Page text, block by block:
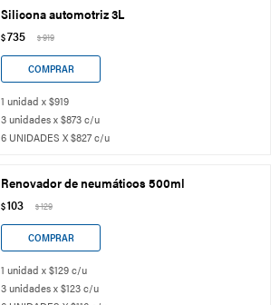
Silicona automotriz 3L
$735 $919
1 unidad x $919
3 unidades x $873 c/u
6 UNIDADES X $827 c/u
Renovador de neumáticos 500ml
$103 $129
1 unidad x $129 c/u
3 unidades x $123 c/u